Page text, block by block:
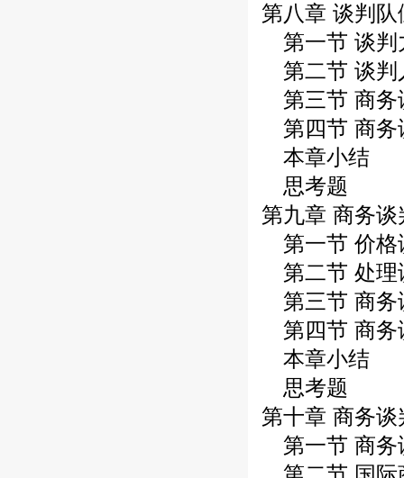
第八章 谈判队
第一节 谈判
第二节 谈判
第三节 商务
第四节 商务
本章小结
思考题
第九章 商务
第一节 价格
第二节 处理
第三节 商务
第四节 商务
本章小结
思考题
第十章 商务谈
第一节 商务